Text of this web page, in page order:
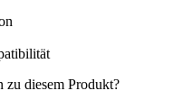
zu diesem Produkt?